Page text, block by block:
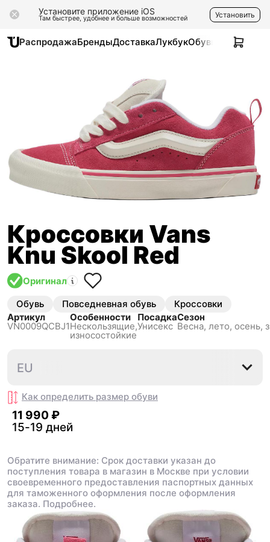
Установите приложение iOS
Там быстрее, удобнее и больше возможностей Установить
РаспродажаБрендыДоставкаЛукбукОбувь Одежда
Кроссовки Vans
Knu Skool Red
Оригинал
Обувь Повседневная обувь
Кроссовки
Артикул
VN0009QCBJ1
Особенности
Нескользящиe,
износостойкие
Посадка
Унисекс
Сезон
Весна, лето, осень,
37
EU
Как определить размер обуви
11 990 ₽
15-19 дней
Обратите внимание: Срок доставки указан до
поступления товара в магазин в Москве при условии
своевременного предоставления паспортных данных
для таможенного оформления после оформления
заказа. Подробнее.